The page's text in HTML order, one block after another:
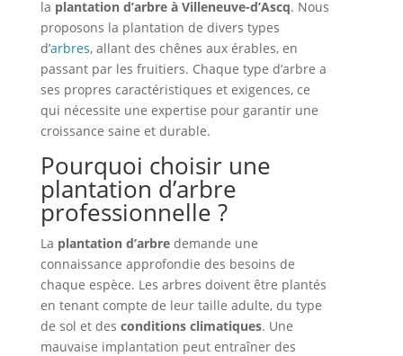
la plantation d’arbre à Villeneuve-d’Ascq. Nous
proposons la plantation de divers types
d’arbres, allant des chênes aux érables, en
passant par les fruitiers. Chaque type d’arbre a
ses propres caractéristiques et exigences, ce
qui nécessite une expertise pour garantir une
croissance saine et durable.
Pourquoi choisir une
plantation d’arbre
professionnelle ?
La plantation d’arbredemande une
connaissance approfondie des besoins de
chaque espèce. Les arbres doivent être plantés
en tenant compte de leur taille adulte, du type
de sol et des conditions climatiques. Une
mauvaise implantation peut entraîner des